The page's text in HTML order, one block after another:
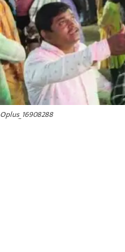
Oplus_16908288